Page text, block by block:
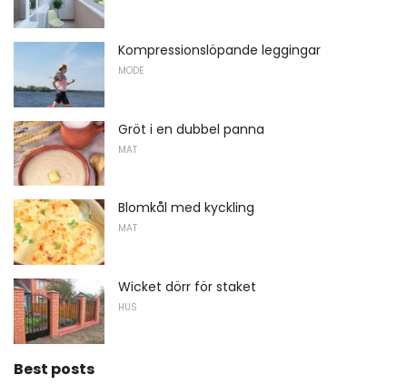
Kompressionslöpande leggingar
MODE
Gröt i en dubbel panna
MAT
Blomkål med kyckling
MAT
Wicket dörr för staket
HUS
Best posts